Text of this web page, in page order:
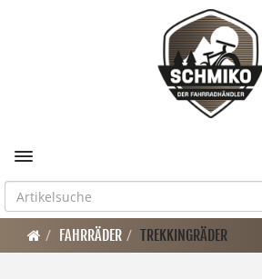
Toggle navigation
FAHRRÄDER TREKKINGRÄDER